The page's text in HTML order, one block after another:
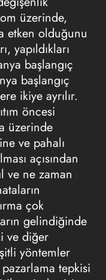
üzerinde,
etken olduğunu
yapıldıkları
başlangıç
başlangıç
ikiye ayrılır.
öncesi
üzerinde
ve pahalı
açısından
ve ne zaman
çok
gelindiğinde
ve diğer
yöntemler
pazarlama tepkisi